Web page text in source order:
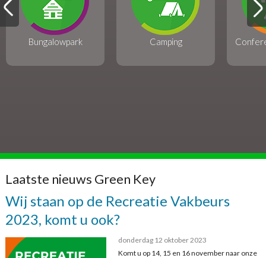
Bungalowpark Camping
Laatste nieuws Green Key
Wij staan op de Recreatie Vakbeurs
2023, komt u ook?
donderdag 12 oktober 2023
Komt u op 14, 15 en 16 november naar onze